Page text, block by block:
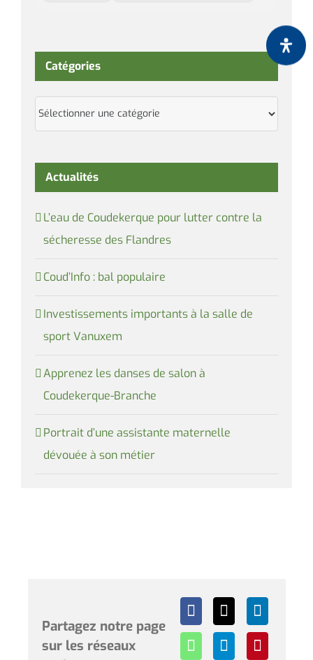
Catégories
Catégories
Actualités
L’eau de Coudekerque pour lutter contre la
sécheresse des Flandres
Coud’Info : bal populaire
Investissements importants à la salle de
sport Vanuxem
Apprenez les danses de salon à
Coudekerque-Branche
Portrait d’une assistante maternelle
dévouée à son métier
Partagez notre page
sur les réseaux